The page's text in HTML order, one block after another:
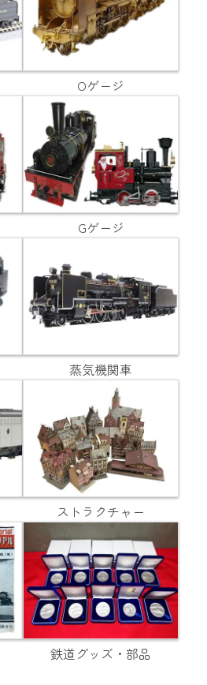
Oゲージ
Gゲージ
蒸気機関車
ストラクチャー
鉄道グッズ・部品